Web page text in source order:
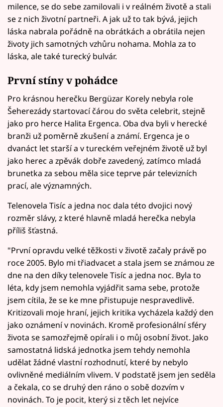
milence, se do sebe zamilovali i v reálném životě a stali
se z nich životní partneři. A jak už to tak bývá, jejich
láska nabrala pořádně na obrátkách a obrátila nejen
životy jich samotných vzhůru nohama. Mohla za to
láska, ale také turecký bulvár.
První stíny v pohádce
Pro krásnou herečku Bergüzar Korely nebyla role
Šeherezády startovací čárou do světa celebrit, stejně
jako pro herce Halita Ergenca. Oba dva byli v herecké
branži už poměrně zkušení a známí. Ergenca je o
dvanáct let starší a v tureckém veřejném životě už byl
jako herec a zpěvák dobře zavedený, zatímco mladá
brunetka za sebou měla sice teprve pár televizních
prací, ale významných.
Telenovela Tisíc a jedna noc dala této dvojici nový
rozměr slávy, z které hlavně mladá herečka nebyla
příliš šťastná.
"První opravdu velké těžkosti v životě začaly právě po
roce 2005. Bylo mi třiadvacet a stala jsem se známou ze
dne na den díky telenovele Tisíc a jedna noc. Byla to
léta, kdy jsem nemohla vyjádřit sama sebe, protože
jsem cítila, že se ke mne přistupuje nespravedlivě.
Kritizovali moje hraní, jejich kritika vycházela každý den
jako oznámení v novinách. Kromě profesionální sféry
života se samozřejmě opírali i o můj osobní život. Jako
samostatná lidská jednotka jsem tehdy nemohla
udělat žádné vlastní rozhodnutí, které by nebylo
ovlivněné mediálním vlivem. V podstatě jsem jen seděla
a čekala, co se druhý den ráno o sobě dozvím v
novinách. To je pocit, který si z těch let nejvíce